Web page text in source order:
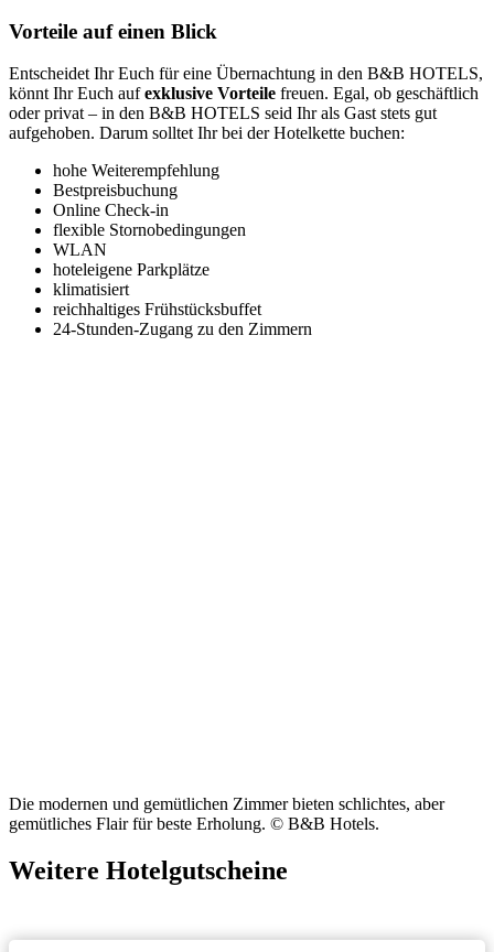
Vorteile auf einen Blick
Entscheidet Ihr Euch für eine Übernachtung in den B&B HOTELS,
könnt Ihr Euch aufexklusive Vorteile freuen. Egal, ob geschäftlich
oder privat – in den B&B HOTELS seid Ihr als Gast stets gut
aufgehoben. Darum solltet Ihr bei der Hotelkette buchen:
hohe Weiterempfehlung
Bestpreisbuchung
Online Check-in
flexible Stornobedingungen
WLAN
hoteleigene Parkplätze
klimatisiert
reichhaltiges Frühstücksbuffet
24-Stunden-Zugang zu den Zimmern
Die modernen und gemütlichen Zimmer bieten schlichtes, aber
gemütliches Flair für beste Erholung. © B&B Hotels.
Weitere Hotelgutscheine